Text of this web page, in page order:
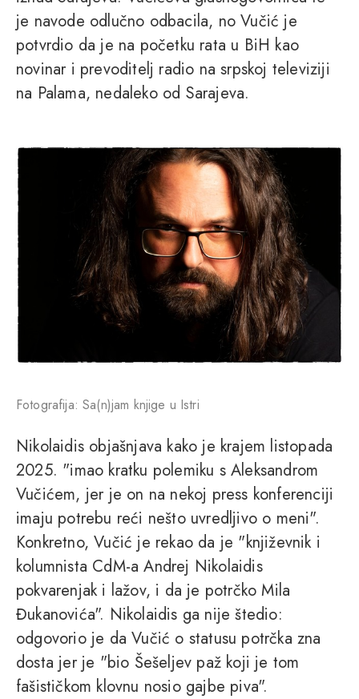
je navode odlučno odbacila, no Vučić je
potvrdio da je na početku rata u BiH kao
novinar i prevoditelj radio na srpskoj televiziji
na Palama, nedaleko od Sarajeva.
Fotografija: Sa(n)jam knjige u Istri
Nikolaidis objašnjava kako je krajem listopada
2025. "imao kratku polemiku s Aleksandrom
Vučićem, jer je on na nekoj press konferenciji
imaju potrebu reći nešto uvredljivo o meni".
Konkretno, Vučić je rekao da je "književnik i
kolumnista CdM-a Andrej Nikolaidis
pokvarenjak i lažov, i da je potrčko Mila
Đukanovića". Nikolaidis ga nije štedio:
odgovorio je da Vučić o statusu potrčka zna
dosta jer je "bio Šešeljev paž koji je tom
fašističkom klovnu nosio gajbe piva".